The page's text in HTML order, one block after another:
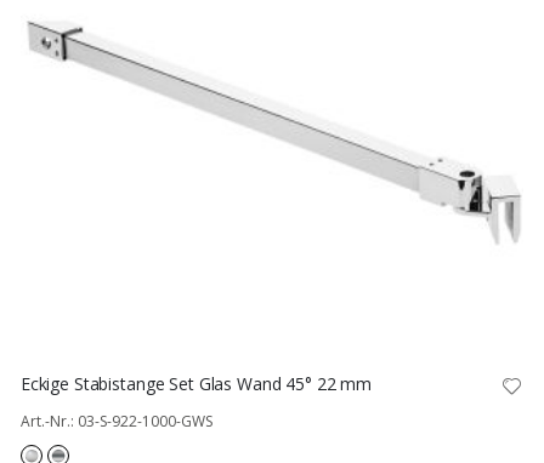
Eckige Stabistange Set Glas Wand 45° 22 mm
Art.-Nr.: 03-S-922-1000-GWS